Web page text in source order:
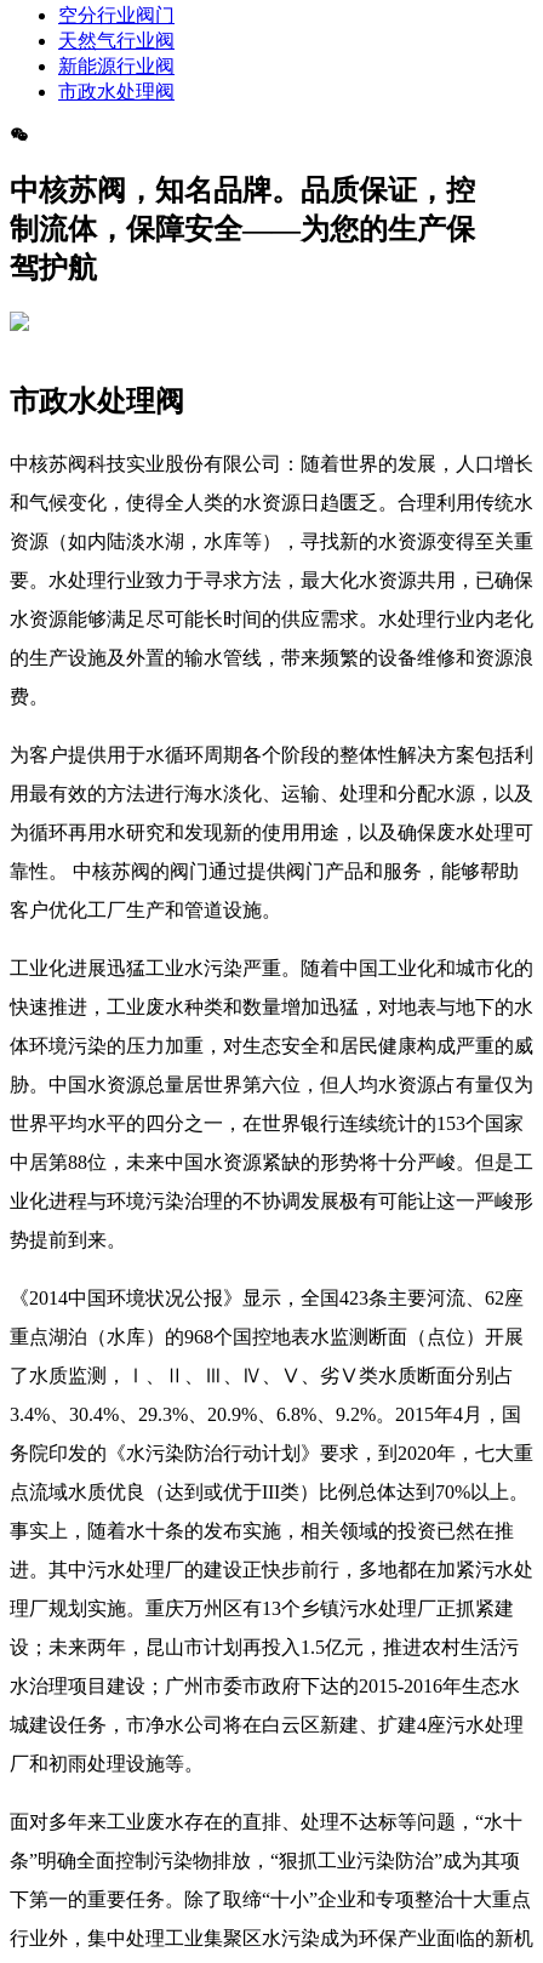
空分行业阀门
天然气行业阀
新能源行业阀
市政水处理阀
中核苏阀，知名品牌。品质保证，控
制流体，保障安全——为您的生产保
驾护航
市政水处理阀
中核苏阀科技实业股份有限公司：随着世界的发展，人口增长
和气候变化，使得全人类的水资源日趋匮乏。合理利用传统水
资源（如内陆淡水湖，水库等），寻找新的水资源变得至关重
要。水处理行业致力于寻求方法，最大化水资源共用，已确保
水资源能够满足尽可能长时间的供应需求。水处理行业内老化
的生产设施及外置的输水管线，带来频繁的设备维修和资源浪
费。
为客户提供用于水循环周期各个阶段的整体性解决方案包括利
用最有效的方法进行海水淡化、运输、处理和分配水源，以及
为循环再用水研究和发现新的使用用途，以及确保废水处理可
靠性。 中核苏阀的阀门通过提供阀门产品和服务，能够帮助
客户优化工厂生产和管道设施。
工业化进展迅猛工业水污染严重。随着中国工业化和城市化的
快速推进，工业废水种类和数量增加迅猛，对地表与地下的水
体环境污染的压力加重，对生态安全和居民健康构成严重的威
胁。中国水资源总量居世界第六位，但人均水资源占有量仅为
世界平均水平的四分之一，在世界银行连续统计的153个国家
中居第88位，未来中国水资源紧缺的形势将十分严峻。但是工
业化进程与环境污染治理的不协调发展极有可能让这一严峻形
势提前到来。
《2014中国环境状况公报》显示，全国423条主要河流、62座
重点湖泊（水库）的968个国控地表水监测断面（点位）开展
了水质监测，Ⅰ、Ⅱ、Ⅲ、Ⅳ、Ⅴ、劣Ⅴ类水质断面分别占
3.4%、30.4%、29.3%、20.9%、6.8%、9.2%。2015年4月，国
务院印发的《水污染防治行动计划》要求，到2020年，七大重
点流域水质优良（达到或优于III类）比例总体达到70%以上。
事实上，随着水十条的发布实施，相关领域的投资已然在推
进。其中污水处理厂的建设正快步前行，多地都在加紧污水处
理厂规划实施。重庆万州区有13个乡镇污水处理厂正抓紧建
设；未来两年，昆山市计划再投入1.5亿元，推进农村生活污
水治理项目建设；广州市委市政府下达的2015-2016年生态水
城建设任务，市净水公司将在白云区新建、扩建4座污水处理
厂和初雨处理设施等。
面对多年来工业废水存在的直排、处理不达标等问题，“水十
条”明确全面控制污染物排放，“狠抓工业污染防治”成为其项
下第一的重要任务。除了取缔“十小”企业和专项整治十大重点
行业外，集中处理工业集聚区水污染成为环保产业面临的新机